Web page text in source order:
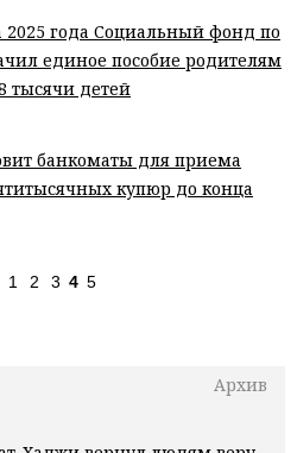
Архив
2025 года Социальный фонд по
единое пособие родителям
тысячи детей
банкоматы для приема
купюр до конца
1 2 3 4 5